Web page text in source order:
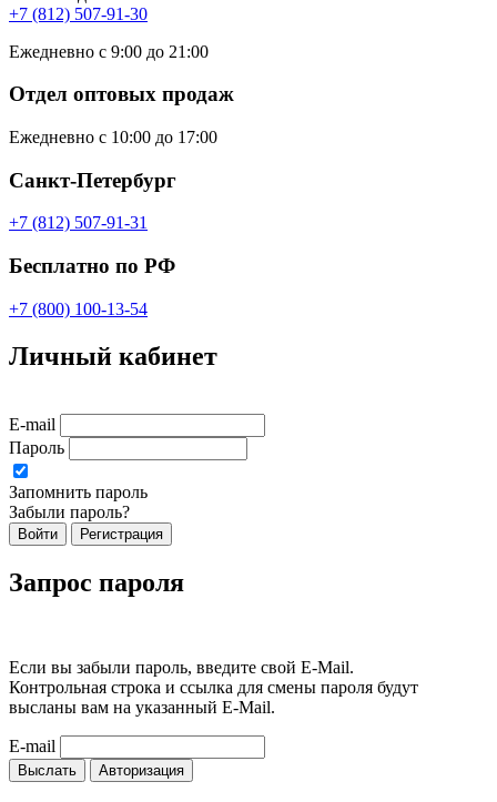
+7 (812) 507-91-30
Ежедневно с 9:00 до 21:00
Отдел оптовых продаж
Ежедневно с 10:00 до 17:00
Санкт-Петербург
+7 (812) 507-91-31
Бесплатно по РФ
+7 (800) 100-13-54
Личный кабинет
E-mail
Пароль
Запомнить пароль
Забыли пароль?
Войти Регистрация
Запрос пароля
Если вы забыли пароль, введите свой E-Mail.
Контрольная строка и ссылка для смены пароля будут
высланы вам на указанный E-Mail.
E-mail
Выслать Авторизация